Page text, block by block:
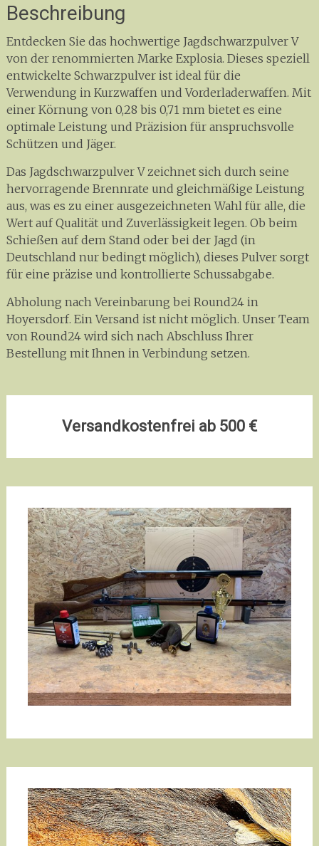
Beschreibung
Entdecken Sie das hochwertige Jagdschwarzpulver V
von der renommierten Marke Explosia. Dieses speziell
entwickelte Schwarzpulver ist ideal für die
Verwendung in Kurzwaffen und Vorderladerwaffen. Mit
einer Körnung von 0,28 bis 0,71 mm bietet es eine
optimale Leistung und Präzision für anspruchsvolle
Schützen und Jäger.
Das Jagdschwarzpulver V zeichnet sich durch seine
hervorragende Brennrate und gleichmäßige Leistung
aus, was es zu einer ausgezeichneten Wahl für alle, die
Wert auf Qualität und Zuverlässigkeit legen. Ob beim
Schießen auf dem Stand oder bei der Jagd (in
Deutschland nur bedingt möglich), dieses Pulver sorgt
für eine präzise und kontrollierte Schussabgabe.
Abholung nach Vereinbarung bei Round24 in
Hoyersdorf. Ein Versand ist nicht möglich. Unser Team
von Round24 wird sich nach Abschluss Ihrer
Bestellung mit Ihnen in Verbindung setzen.
Versandkostenfrei ab 500 €